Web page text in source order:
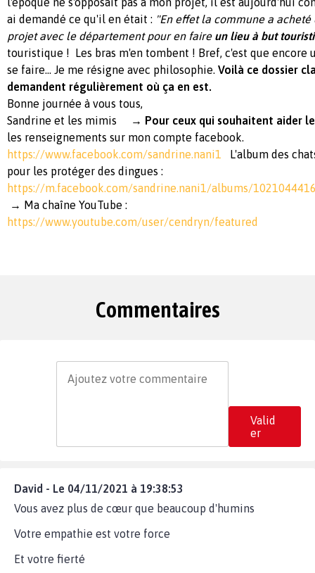
ai demandé ce qu'il en était : "En effet la commune a
projet avec le département pour en faire un lieu à but
touristique ! Les bras m'en tombent ! Bref, c'est que encore
se faire... Je me résigne avec philosophie. Voilà ce dossier
demandent régulièrement où ça en est.
Bonne journée à vous tous,
Sandrine et les mimis
→ Pour ceux qui souhaitent aider
les renseignements sur mon compte facebook.
https://www.facebook.com/sandrine.nani1 L'album des
pour les protéger des dingues :
https://m.facebook.com/sandrine.nani1/albums/
→ Ma chaîne YouTube :
https://www.youtube.com/user/cendryn/featured
Commentaires
Valid
er
David - Le 04/11/2021 à 19:38:53
Vous avez plus de cœur que beaucoup d'humins
Votre empathie est votre force
Et votre fierté